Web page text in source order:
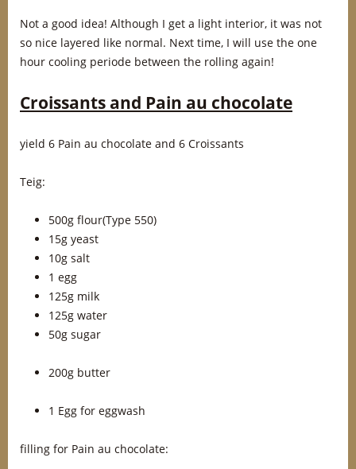
Not a good idea! Although I get a light interior, it was not
so nice layered like normal. Next time, I will use the one
hour cooling periode between the rolling again!
Croissants and Pain au chocolate
yield 6 Pain au chocolate and 6 Croissants
Teig:
500g flour(Type 550)
15g yeast
10g salt
1 egg
125g milk
125g water
50g sugar
200g butter
1 Egg for eggwash
filling for Pain au chocolate: